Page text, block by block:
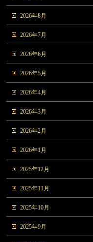
2026年8月
2026年7月
2026年6月
2026年5月
2026年4月
2026年3月
2026年2月
2026年1月
2025年12月
2025年11月
2025年10月
2025年9月